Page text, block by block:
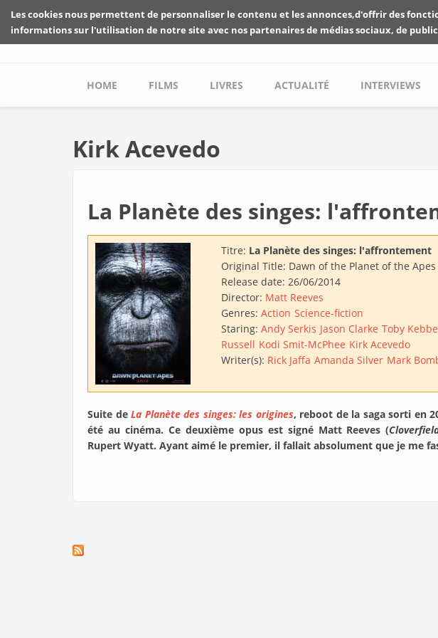
Skip to main content
Les
Main menu
HOME FILMS LIVRES ACTUALITÉ INTERVIEWS
Kirk Acevedo
La Planète des singes:
Titre: La Planète des singes: l'affrontement
Original Title: Dawn of the Planet of the Apes
Release date: 26/06/2014
Director: Matt Reeves
Genres: Action Science-fiction
Staring: Andy Serkis Jason Clarke Toby
Russell Kodi Smit-McPhee Kirk Acevedo
Writer(s): Rick Jaffa Amanda Silver Mark
Suite de La Planète des singes: les origines, reboot de la saga sorti en
été au cinéma. Ce deuxième opus est signé Matt Reeves (
Rupert Wyatt. Ayant aimé le premier, il fallait absolument que je me
Les cookies nous permettent de personnaliser le contenu et les annonces,d'offrir des
informations sur l'utilisation de notre site avec nos partenaires de médias sociaux, de